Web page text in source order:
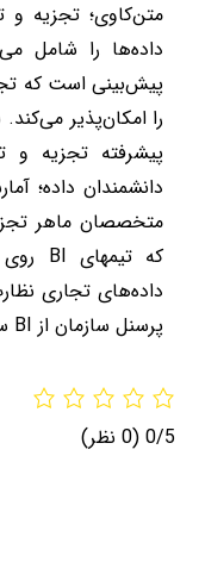
متن‌کاوی؛ تجزیه
داده‌ها را شامل
پیش‌بینی است که
را امکان‌پذیر
پیشرفته تجزیه و
دانشمندان داده؛
متخصصان ماهر
که تیمهای BI
داده‌های تجاری
پرسنل سازمان از BI
0/5 (0 نظر)